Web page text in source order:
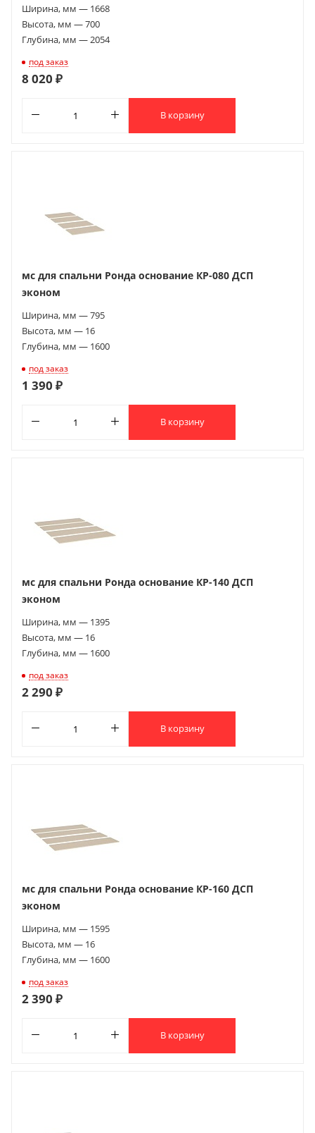
мс для спальни Ронда основание КР-080 ДСП
эконом
Ширина, мм — 795
Высота, мм — 16
Глубина, мм — 1600
под заказ
1 390 ₽
В корзину
мс для спальни Ронда основание КР-140 ДСП
эконом
Ширина, мм — 1395
Высота, мм — 16
Глубина, мм — 1600
под заказ
2 290 ₽
В корзину
мс для спальни Ронда основание КР-160 ДСП
эконом
Ширина, мм — 1595
Высота, мм — 16
Глубина, мм — 1600
под заказ
2 390 ₽
В корзину
Ширина, мм — 1668
Высота, мм — 700
Глубина, мм — 2054
под заказ
8 020 ₽
В корзину